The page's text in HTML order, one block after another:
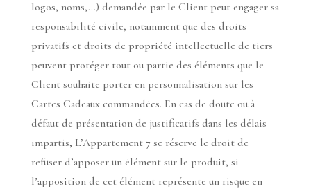
logos, noms,…) demandée par le Client peut engager sa
responsabilité civile, notamment que des droits
privatifs et droits de propriété intellectuelle de tiers
peuvent protéger tout ou partie des éléments que le
Client souhaite porter en personnalisation sur les
Cartes Cadeaux commandées. En cas de doute ou à
défaut de présentation de justificatifs dans les délais
impartis, L’Appartement 7 se réserve le droit de
refuser d’apposer un élément sur le produit, si
l’apposition de cet élément représente un risque en